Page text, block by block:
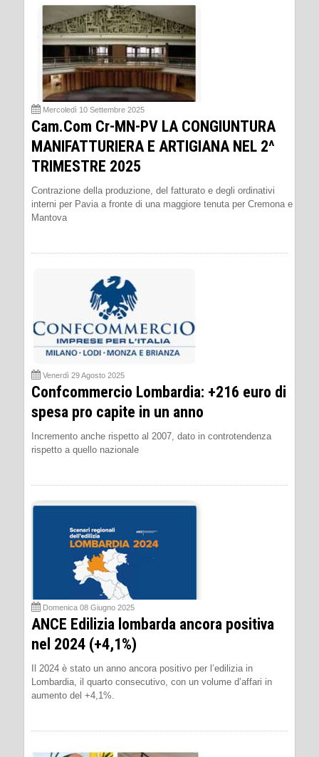
Mercoledì 10 Settembre 2025
Cam.Com Cr-MN-PV LA CONGIUNTURA
MANIFATTURIERA E ARTIGIANA NEL 2^
TRIMESTRE 2025
Contrazione della produzione, del fatturato e degli ordinativi
interni per Pavia a fronte di una maggiore tenuta per Cremona e
Mantova
Venerdì 29 Agosto 2025
Confcommercio Lombardia: +216 euro di
spesa pro capite in un anno
Incremento anche rispetto al 2007, dato in controtendenza
rispetto a quello nazionale
Domenica 08 Giugno 2025
ANCE Edilizia lombarda ancora positiva
nel 2024 (+4,1%)
Il 2024 è stato un anno ancora positivo per l’edilizia in
Lombardia, il quarto consecutivo, con un volume d’affari in
aumento del +4,1%.